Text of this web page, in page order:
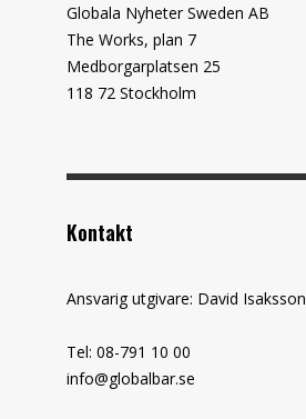
Globala Nyheter Sweden AB
The Works, plan 7
Medborgarplatsen 25
118 72 Stockholm
Kontakt
Ansvarig utgivare: David Isaksson
Tel: 08-791 10 00
info@globalbar.se